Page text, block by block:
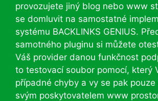
provozujete jiný blog nebo www
se domluvit na samostatné
systému BACKLINKS GENIUS.
samotného pluginu si můžete
Váš provider danou funkčnost
to testovací soubor pomocí, který
případné chyby a vy se pak
svým poskytovatelem www